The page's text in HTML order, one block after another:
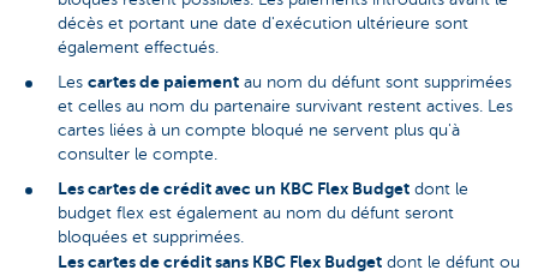
décès et portant une date d'exécution ultérieure sont
également effectués.
Les cartes de paiement au nom du défunt sont supprimées
et celles au nom du partenaire survivant restent actives. Les
cartes liées à un compte bloqué ne servent plus qu'à
consulter le compte.
Les cartes de crédit avec un KBC Flex Budget dont le
budget flex est également au nom du défunt seront
bloquées et supprimées.
Les cartes de crédit sans KBC Flex Budget dont le défunt ou